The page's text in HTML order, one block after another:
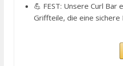
💪 FEST: Unsere Curl Bar
Griffteile, die eine sichere